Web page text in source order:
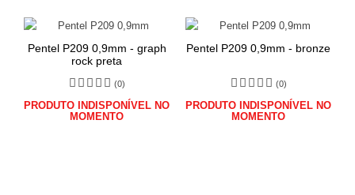
Pentel P209 0,9mm - graph
rock preta
(0)
PRODUTO INDISPONÍVEL NO
MOMENTO
Pentel P209 0,9mm - bronze
(0)
PRODUTO INDISPONÍVEL NO
MOMENTO